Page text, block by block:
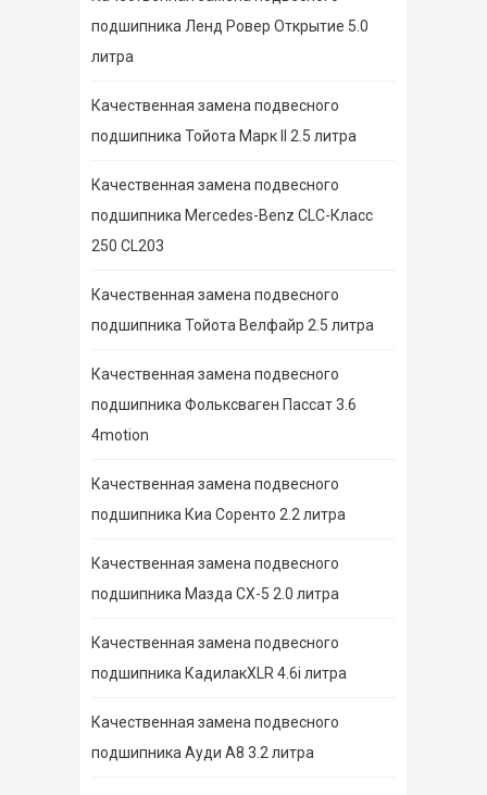
подшипника Ленд Ровер Открытие 5.0
литра
Качественная замена подвесного
подшипника Тойота Марк II 2.5 литра
Качественная замена подвесного
подшипника Mercedes-Benz CLC-Класс
250 CL203
Качественная замена подвесного
подшипника Тойота Велфайр 2.5 литра
Качественная замена подвесного
подшипника Фольксваген Пассат 3.6
4motion
Качественная замена подвесного
подшипника Киа Соренто 2.2 литра
Качественная замена подвесного
подшипника Мазда СХ-5 2.0 литра
Качественная замена подвесного
подшипника КадилакXLR 4.6i литра
Качественная замена подвесного
подшипника Ауди А8 3.2 литра